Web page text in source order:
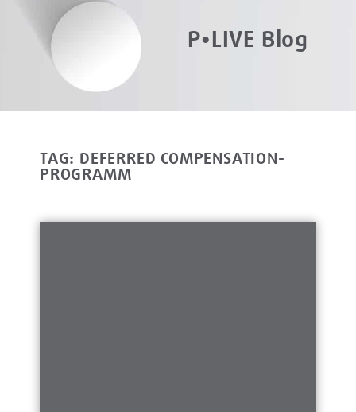
P•LIVE Blog
TAG: DEFERRED COMPENSATION-
PROGRAMM